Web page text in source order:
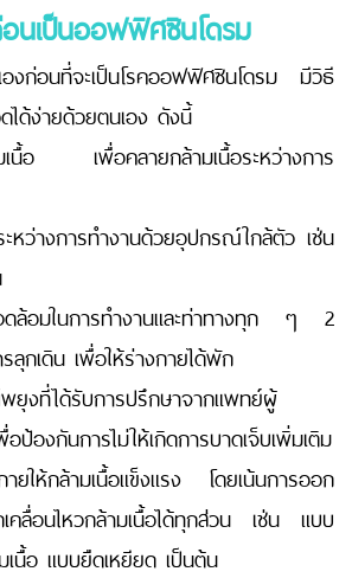
นเป็นออฟฟิศซินโดรม
งก่อนที่จะเป็นโรคออฟฟิศซินโดรม มีวิธี
ได้ง่ายด้วยตนเอง ดังนี้
เนื้อ เพื่อคลายกล้ามเนื้อระหว่างการ
หว่างการทำงานด้วยอุปกรณ์ใกล้ตัว เช่น
ดล้อมในการทำงานและท่าทางทุก ๆ 2
ลุกเดิน เพื่อให้ร่างกายได้พัก
ยุงที่ได้รับการปรึกษาจากแพทย์ผู้
ป้องกันการไม่ให้เกิดการบาดเจ็บเพิ่มเติม
ยให้กล้ามเนื้อแข็งแรง โดยเน้นการออก
คลื่อนไหวกล้ามเนื้อได้ทุกส่วน เช่น แบบ
เนื้อ แบบยืดเหยียด เป็นต้น